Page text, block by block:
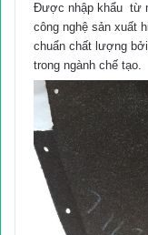
Được nhập khẩu từ
công nghệ sản xuất
chuẩn chất lượng
trong ngành chế tạo.